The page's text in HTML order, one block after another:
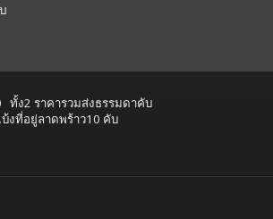
ง2 ราคารวมส่งธรรมดาคับ
งที่อยู่ลาดพร้าว10 คับ